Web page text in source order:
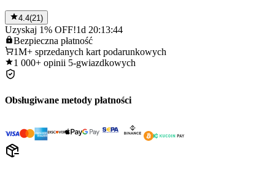
4.4(21)
Uzyskaj 1% OFF!1d 20:13:44
Bezpieczna płatność
1M+ sprzedanych kart podarunkowych
1 000+ opinii 5-gwiazdkowych
Obsługiwane metody płatności